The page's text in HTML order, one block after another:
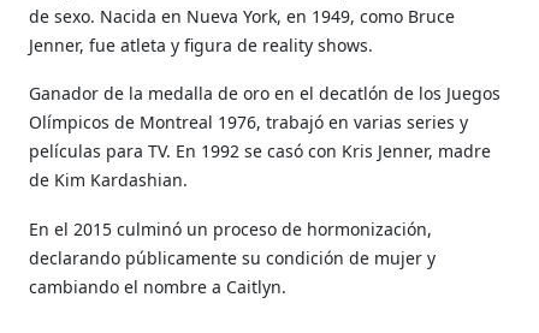
de sexo. Nacida en Nueva York, en 1949, como Bruce
Jenner, fueatleta y figura de reality shows.
Ganador de la medalla de oro en el decatlón de los Juegos
Olímpicos de Montreal 1976, trabajó en varias series y
películas para TV. En 1992 se casó con Kris Jenner, madre
de Kim Kardashian.
En el 2015 culminó un proceso de hormonización,
declarando públicamente su condición de mujer y
cambiando el nombre a Caitlyn.